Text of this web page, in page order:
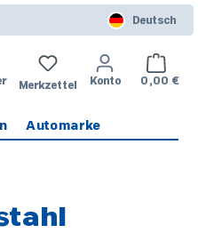
Deutsch
Merkzettel Konto 0,00 €
Automarke